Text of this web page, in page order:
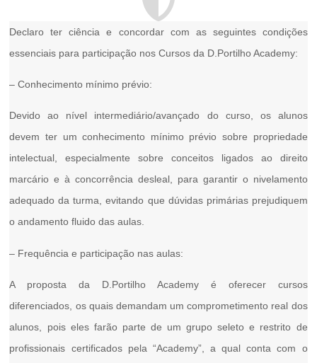
Declaro ter ciência e concordar com as seguintes condições
essenciais para participação nos Cursos da D.Portilho Academy:
–Conhecimento mínimo prévio:
Devido ao nível intermediário/avançado do curso, os alunos
devem ter umconhecimento mínimo prévio sobre propriedade
intelectual, especialmente sobre conceitos ligados ao direito
marcário e à concorrência desleal, para garantir o nivelamento
adequado da turma, evitando que dúvidas primárias prejudiquem
o andamento fluido das aulas.
– Frequência e participação nas aulas:
A proposta da D.Portilho Academy é oferecer cursos
diferenciados, os quais demandam um comprometimento real dos
alunos, pois eles farão parte de um grupo seleto e restrito de
profissionais certificados pela “Academy”, a qual conta com o